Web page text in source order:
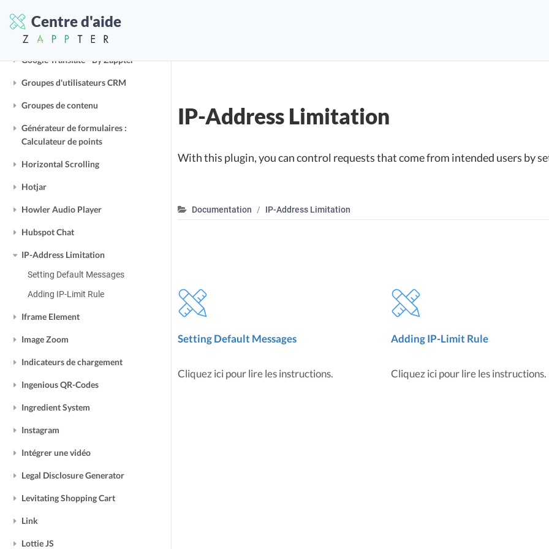
Centre d'aide
Google OAuth
Google Tag Manager
Google Translate - By Zappter
Groupes d'utilisateurs CRM
Groupes de contenu
Générateur de formulaires :
Calculateur de points
Horizontal Scrolling
Hotjar
Howler Audio Player
Hubspot Chat
IP-Address Limitation
Setting Default Messages
Adding IP-Limit Rule
Iframe Element
Image Zoom
Indicateurs de chargement
Ingenious QR-Codes
Ingredient System
Instagram
Intégrer une vidéo
Legal Disclosure Generator
Levitating Shopping Cart
Link
Lottie JS
IP-Address Limitation
With this plugin, you can control requests that come from intended users by
Documentation IP-Address Limitation
Setting Default Messages
Cliquez ici pour lire les instructions.
Adding IP-Limit Rule
Cliquez ici pour lire les instructions.